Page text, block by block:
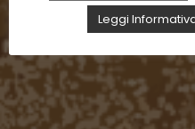
Leggi